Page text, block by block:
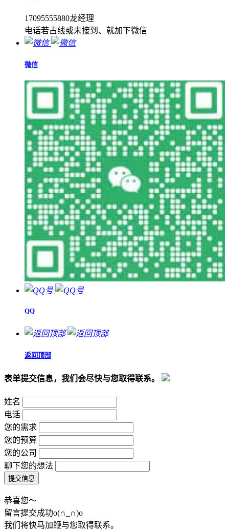
17095555880龙经理
电话若占线或未接到、就加下微信
微信
QQ
返回顶部
表单提交信息，我们会尽快与您取得联系。
姓名
电话
您的需求
您的预算
您的公司
聊下您的想法
恭喜您～
留言提交成功o(∩_∩)o
我们将快马加鞭与您取得联系。